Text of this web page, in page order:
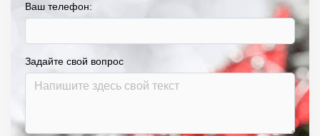
Ваш телефон:
Задайте свой вопрос